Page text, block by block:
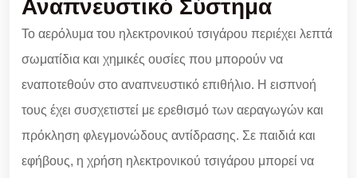
Αναπνευστικό Σύστημα
Το αερόλυμα του ηλεκτρονικού τσιγάρου περιέχει λεπτά
σωματίδια και χημικές ουσίες που μπορούν να
εναποτεθούν στο αναπνευστικό επιθήλιο. Η εισπνοή
τους έχει συσχετιστεί με ερεθισμό των αεραγωγών και
πρόκληση φλεγμονώδους αντίδρασης. Σε παιδιά και
εφήβους, η χρήση ηλεκτρονικού τσιγάρου μπορεί να